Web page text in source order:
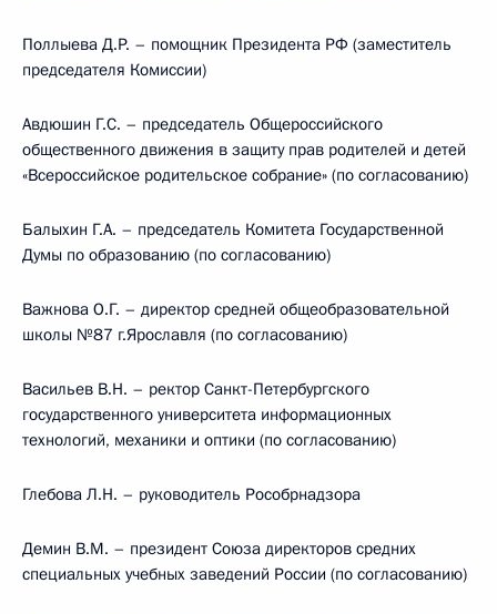
Поллыева Д.Р. – помощник Президента РФ (заместитель
председателя Комиссии)
Авдюшин Г.С. – председатель Общероссийского
общественного движения в защиту прав родителей и детей
«Всероссийское родительское собрание» (по согласованию)
Балыхин Г.А. – председатель Комитета Государственной
Думы по образованию (по согласованию)
Важнова О.Г. – директор средней общеобразовательной
школы №87 г.Ярославля (по согласованию)
Васильев В.Н. – ректор Санкт-Петербургского
государственного университета информационных
технологий, механики и оптики (по согласованию)
Глебова Л.Н. – руководитель Рособрнадзора
Демин В.М. – президент Союза директоров средних
специальных учебных заведений России (по согласованию)